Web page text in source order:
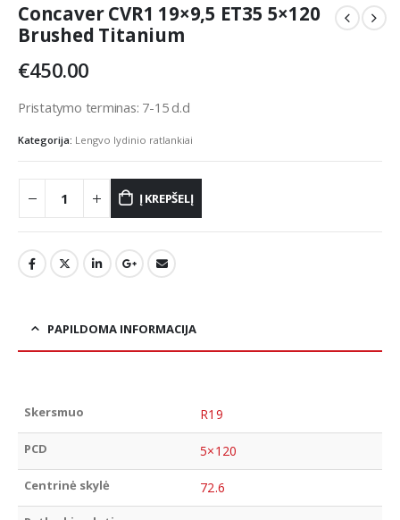
Concaver CVR1 19×9,5 ET35 5×120
Brushed Titanium
€450.00
Pristatymo terminas: 7-15 d.d
Kategorija: Lengvo lydinio ratlankiai
Į KREPŠELĮ
PAPILDOMA INFORMACIJA
Skersmuo R19
PCD 5×120
Centrinė skylė 72.6